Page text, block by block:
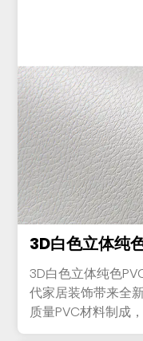
3D白色立体纯
3D白色立体纯色
代家居装饰带来全
质量PVC材料制成
3D三维设计使...